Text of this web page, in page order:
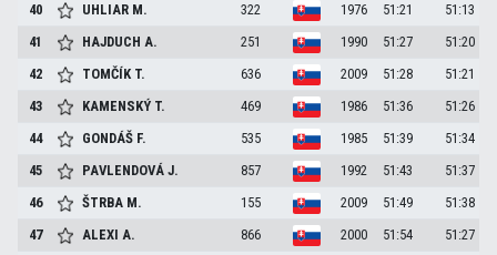
40
UHLIAR M. 322 1976 51:21
51:13
41
HAJDUCHA. 251 1990 51:27
51:20
42
TOMČÍK T. 636 2009 51:28
51:21
43
KAMENSKÝ T. 469 1986 51:36
51:26
44
GONDÁŠ F. 535 1985 51:39
51:34
45
PAVLENDOVÁJ. 857 1992 51:43
51:37
46
ŠTRBA M. 155 2009 51:49
51:38
47
ALEXIA. 866 2000 51:54
51:27